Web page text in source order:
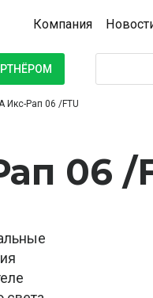
Компания
Икс-Рап 06 /FTU
06 /